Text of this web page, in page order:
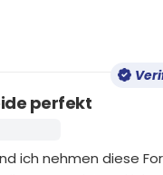
perfekt
ich nehmen diese